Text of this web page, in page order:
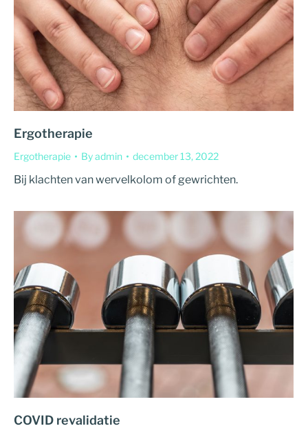
Ergotherapie
Ergotherapie Byadmin december 13, 2022
Bij klachten van wervelkolom of gewrichten.
COVID revalidatie